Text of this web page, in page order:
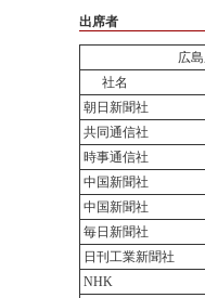
出席者
広
社名
朝日新聞社
共同通信社
時事通信社
中国新聞社
中国新聞社
毎日新聞社
日刊工業新聞社
NHK